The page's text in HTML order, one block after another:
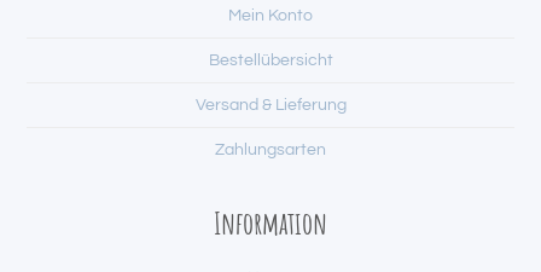
Mein Konto
Bestellübersicht
Versand & Lieferung
Zahlungsarten
Information